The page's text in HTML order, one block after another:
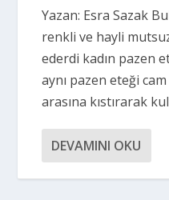
Yazan: Esra Sazak
renkli ve hayli
ederdi kadın pazen
aynı pazen eteği
arasına kıstırarak
DEVAMINI OKU